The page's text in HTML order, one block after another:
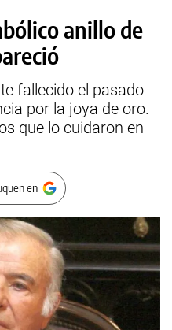
anillo de
fallecido el pasado
por la joya de oro.
que lo cuidaron en
en